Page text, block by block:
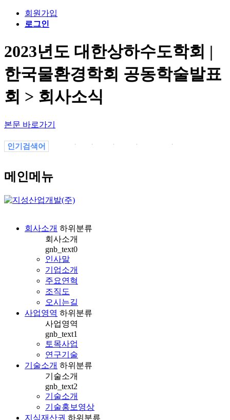
회원가입
로그인
2023년도 대한상하수도학회 |
한국물환경학회 공동학술발표
회 > 회사소식
본문 바로가기
인기검색어
메인메뉴
회사소개 하위분류
회사소개
gnb_text0
인사말
기업소개
주요연혁
조직도
오시는길
사업영역 하위분류
사업영역
gnb_text1
토목사업
연구기술
기술소개 하위분류
기술소개
gnb_text2
기술소개
기술홍보영상
지식재산권 하위분류